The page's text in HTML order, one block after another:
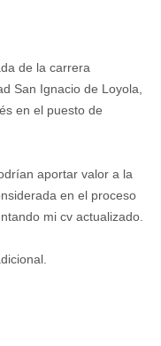
de la carrera
San Ignacio de Loyola,
en el puesto de
aportar valor a la
en el proceso
mi cv actualizado.